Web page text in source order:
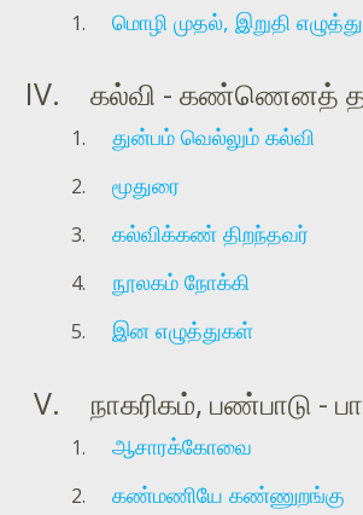
மொழி முதல், இறுதி
கல்வி - கண்ணெனத்
துன்பம் வெல்லும் கல்வி
மூதுரை
கல்விக்கண் திறந்தவர்
நூலகம் நோக்கி
இன எழுத்துகள்
நாகரிகம், பண்பாடு -
ஆசாரக்கோவை
கண்மணியே கண்ணுறங்கு